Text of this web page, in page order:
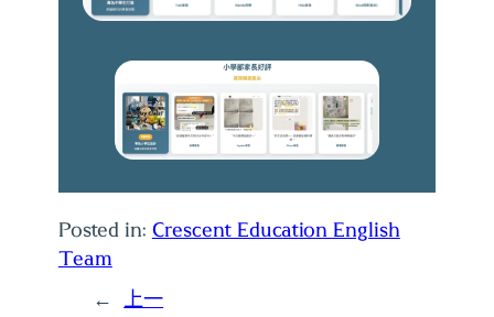
Posted in: Crescent Education English
Team
←
上一